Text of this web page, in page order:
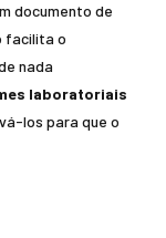
documento de
facilita o
nada
laboratoriais
los para que o